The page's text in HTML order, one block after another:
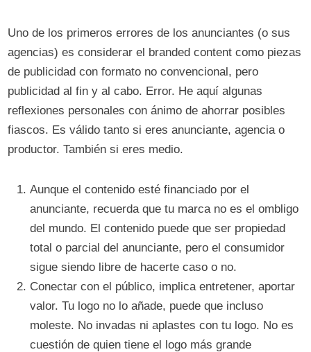
Uno de los primeros errores de los anunciantes (o sus
agencias) es considerar el branded content como piezas
de publicidad con formato no convencional, pero
publicidad al fin y al cabo. Error. He aquí algunas
reflexiones personales con ánimo de ahorrar posibles
fiascos. Es válido tanto si eres anunciante, agencia o
productor. También si eres medio.
Aunque el contenido esté financiado por el
anunciante, recuerda que tu marca no es el ombligo
del mundo. El contenido puede que ser propiedad
total o parcial del anunciante, pero el consumidor
sigue siendo libre de hacerte caso o no.
Conectar con el público, implica entretener, aportar
valor. Tu logo no lo añade, puede que incluso
moleste. No invadas ni aplastes con tu logo. No es
cuestión de quien tiene el logo más grande